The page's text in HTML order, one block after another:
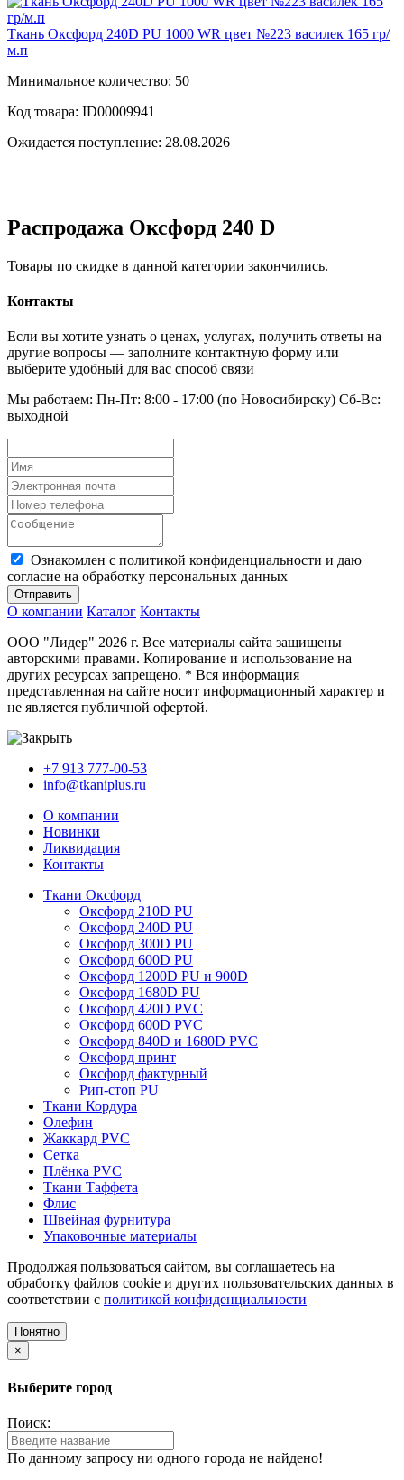
Ткань Оксфорд 240D PU 1000 WR цвет №223 василек 165 гр/
м.п
Минимальное количество: 50
Код товара: ID00009941
Ожидается поступление: 28.08.2026
Распродажа Оксфорд 240 D
Товары по скидке в данной категории закончились.
Контакты
Если вы хотите узнать о ценах, услугах, получить ответы на
другие вопросы — заполните контактную форму или
выберите удобный для вас способ связи
Мы работаем: Пн-Пт: 8:00 - 17:00 (по Новосибирску) Сб-Вс:
выходной
Ознакомлен с политикой конфиденциальности и даю
согласие на обработку персональных данных
Отправить
О компании Каталог Контакты
ООО "Лидер" 2026 г. Все материалы сайта защищены
авторскими правами. Копирование и использование на
других ресурсах запрещено. * Вся информация
представленная на сайте носит информационный характер и
не является публичной офертой.
+7 913 777-00-53
info@tkaniplus.ru
О компании
Новинки
Ликвидация
Контакты
Ткани Оксфорд
Оксфорд 210D PU
Оксфорд 240D PU
Оксфорд 300D PU
Оксфорд 600D PU
Оксфорд 1200D PU и 900D
Оксфорд 1680D PU
Оксфорд 420D PVC
Оксфорд 600D PVC
Оксфорд 840D и 1680D PVC
Оксфорд принт
Оксфорд фактурный
Рип-стоп PU
Ткани Кордура
Олефин
Жаккард PVC
Сетка
Плёнка PVC
Ткани Таффета
Флис
Швейная фурнитура
Упаковочные материалы
Продолжая пользоваться сайтом, вы соглашаетесь на
обработку файлов cookie и других пользовательских данных в
соответствии с политикой конфиденциальности
Понятно
×
Выберите город
Поиск:
По данному запросу ни одного города не найдено!